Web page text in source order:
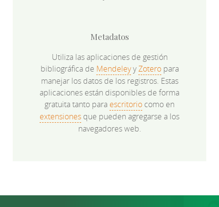
Metadatos
Utiliza las aplicaciones de gestión
bibliográfica de MendeleyyZoteropara
manejar los datos de los registros. Estas
aplicaciones están disponibles de forma
gratuita tanto para escritorio como en
extensiones que pueden agregarse a los
navegadores web.